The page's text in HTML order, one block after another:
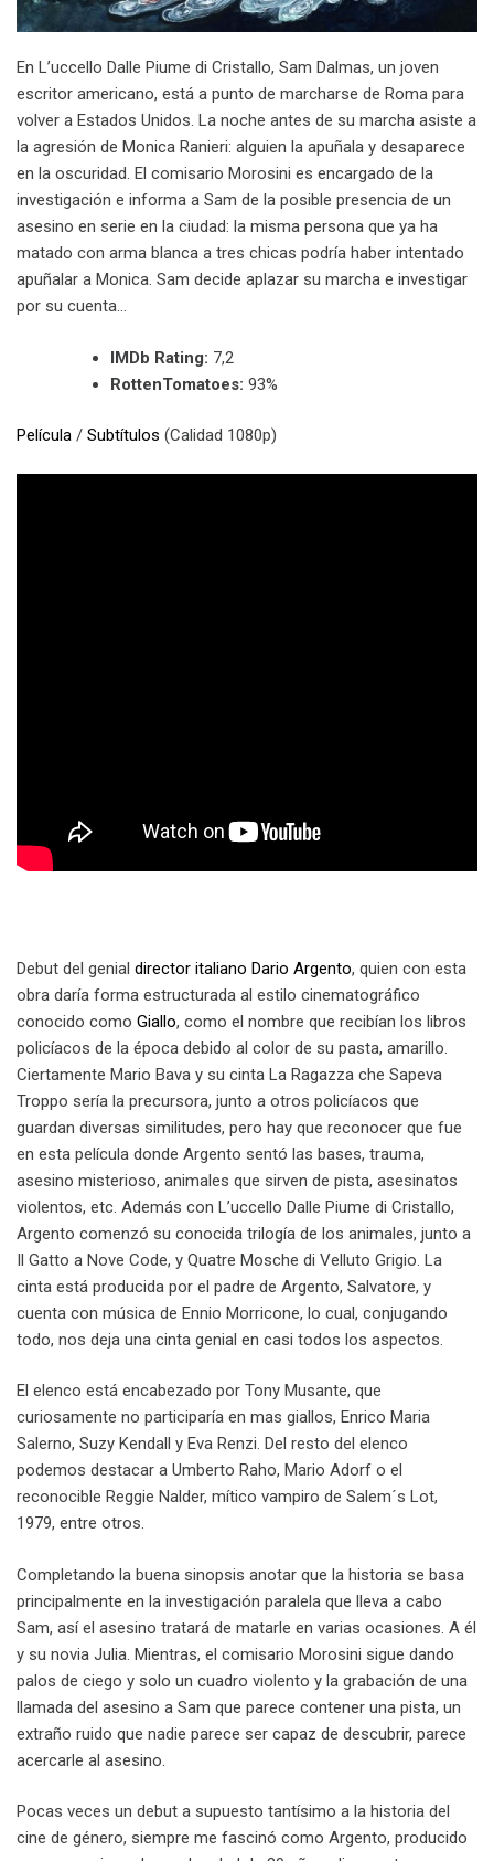
En L’uccello Dalle Piume di Cristallo, Sam Dalmas, un joven
escritor americano, está a punto de marcharse de Roma para
volver a Estados Unidos. La noche antes de su marcha asiste a
la agresión de Monica Ranieri: alguien la apuñala y desaparece
en la oscuridad. El comisario Morosini es encargado de la
investigación e informa a Sam de la posible presencia de un
asesino en serie en la ciudad: la misma persona que ya ha
matado con arma blanca a tres chicas podría haber intentado
apuñalar a Monica. Sam decide aplazar su marcha e investigar
por su cuenta…
IMDb Rating: 7,2
RottenTomatoes: 93%
Película / Subtítulos (Calidad 1080p)
Debut del genial director italiano Dario Argento, quien con esta
obra daría forma estructurada al estilo cinematográfico
conocido como Giallo, como el nombre que recibían los libros
policíacos de la época debido al color de su pasta, amarillo.
Ciertamente Mario Bava y su cinta La Ragazza che Sapeva
Troppo sería la precursora, junto a otros policíacos que
guardan diversas similitudes, pero hay que reconocer que fue
en esta película donde Argento sentó las bases, trauma,
asesino misterioso, animales que sirven de pista, asesinatos
violentos, etc. Además con L’uccello Dalle Piume di Cristallo,
Argento comenzó su conocida trilogía de los animales, junto a
Il Gatto a Nove Code, y Quatre Mosche di Velluto Grigio. La
cinta está producida por el padre de Argento, Salvatore, y
cuenta con música de Ennio Morricone, lo cual, conjugando
todo, nos deja una cinta genial en casi todos los aspectos.
El elenco está encabezado por Tony Musante, que
curiosamente no participaría en mas giallos, Enrico Maria
Salerno, Suzy Kendall y Eva Renzi. Del resto del elenco
podemos destacar a Umberto Raho, Mario Adorf o el
reconocible Reggie Nalder, mítico vampiro de Salem´s Lot,
1979, entre otros.
Completando la buena sinopsis anotar que la historia se basa
principalmente en la investigación paralela que lleva a cabo
Sam, así el asesino tratará de matarle en varias ocasiones. A él
y su novia Julia. Mientras, el comisario Morosini sigue dando
palos de ciego y solo un cuadro violento y la grabación de una
llamada del asesino a Sam que parece contener una pista, un
extraño ruido que nadie parece ser capaz de descubrir, parece
acercarle al asesino.
Pocas veces un debut a supuesto tantísimo a la historia del
cine de género, siempre me fascinó como Argento, producido